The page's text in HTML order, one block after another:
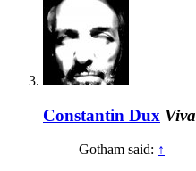
Constantin Dux Viva
Gotham said: ↑